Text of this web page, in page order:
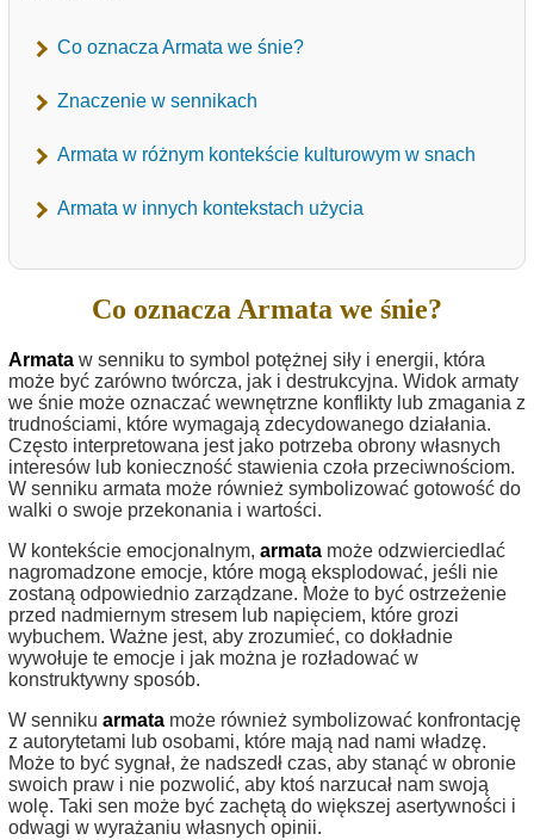
Co oznacza Armata we śnie?
Znaczenie w sennikach
Armata w różnym kontekście kulturowym w snach
Armata w innych kontekstach użycia
Co oznacza Armata we śnie?
Armata w senniku to symbol potężnej siły i energii, która
może być zarówno twórcza, jak i destrukcyjna. Widok armaty
we śnie może oznaczać wewnętrzne konflikty lub zmagania z
trudnościami, które wymagają zdecydowanego działania.
Często interpretowana jest jako potrzeba obrony własnych
interesów lub konieczność stawienia czoła przeciwnościom.
W senniku armata może również symbolizować gotowość do
walki o swoje przekonania i wartości.
W kontekście emocjonalnym, armata może odzwierciedlać
nagromadzone emocje, które mogą eksplodować, jeśli nie
zostaną odpowiednio zarządzane. Może to być ostrzeżenie
przed nadmiernym stresem lub napięciem, które grozi
wybuchem. Ważne jest, aby zrozumieć, co dokładnie
wywołuje te emocje i jak można je rozładować w
konstruktywny sposób.
W senniku armata może również symbolizować konfrontację
z autorytetami lub osobami, które mają nad nami władzę.
Może to być sygnał, że nadszedł czas, aby stanąć w obronie
swoich praw i nie pozwolić, aby ktoś narzucał nam swoją
wolę. Taki sen może być zachętą do większej asertywności i
odwagi w wyrażaniu własnych opinii.